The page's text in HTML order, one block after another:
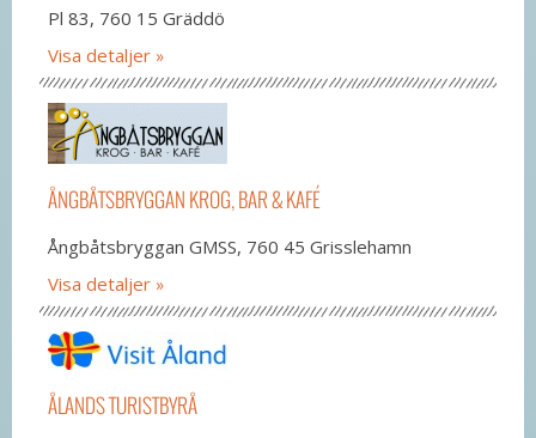
Pl 83, 760 15 Gräddö
Visa detaljer
ÅNGBÅTSBRYGGAN KROG, BAR & KAFÉ
Ångbåtsbryggan GMSS, 760 45 Grisslehamn
Visa detaljer
ÅLANDS TURISTBYRÅ